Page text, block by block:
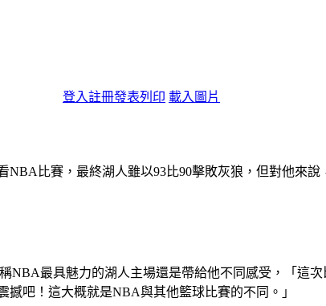
登入註冊發表列印 載入圖片
比賽，最終湖人雖以93比90擊敗灰狼，但對他來
最具魅力的湖人主場還是帶給他不同感受，「這
吧！這大概就是NBA與其他籃球比賽的不同。」